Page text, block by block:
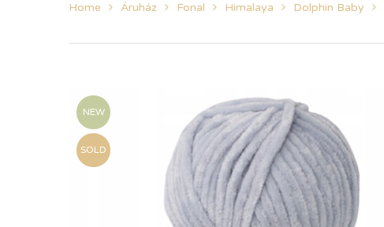
Home Áruház Fonal Himalaya Dolphin Baby
NEW
SOLD